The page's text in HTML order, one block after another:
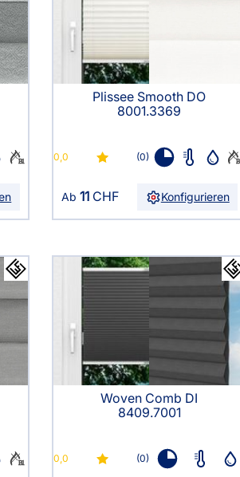
AGB
Impressum
Datenschutz
Plissee Smooth DO
8001.3369
0,0 (0)
Ab 11CHF Konfigurieren
Woven Comb DI
8409.7001
0,0 (0)